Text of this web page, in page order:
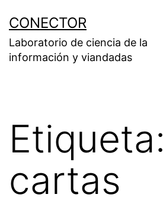
contenido
CONECTOR
Laboratorio de ciencia de la
información y viandadas
Etiqueta:
cartas